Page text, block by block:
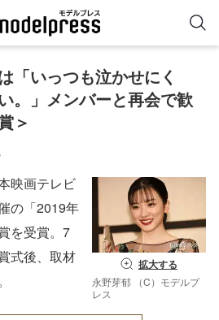
「いっつも泣かせにく
。」メンバーと再会で歓
＞
拡大する
永野芽郁 （C）モデルプ
レス
映画テレビ
の「2019年
を受賞。7
式後、取材